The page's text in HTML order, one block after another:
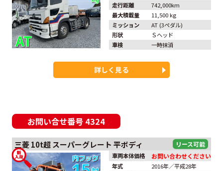
走行距離
742,000km
最大積載量
11,500 kg
ミッション
AT (3ペダル)
形状
Ｓヘッド
車検
一時抹消
詳しく見る
お問い合せ番号4324
三菱 10t超 スーパーグレート 平ボディ
車両本体価格 お問い合わせください
年式
2016年／平成28年